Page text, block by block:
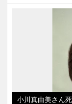
小川真由美さん